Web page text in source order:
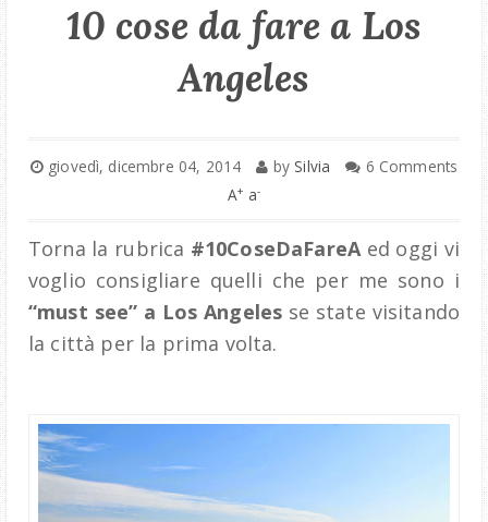
10 cose da fare a Los
Angeles
giovedì, dicembre 04, 2014 by Silvia
6 Comments
A+ a-
Torna la rubrica #10CoseDaFareA ed oggi vi
voglio consigliare quelli che per me sono i
“must see” a Los Angeles se state visitando
la città per la prima volta.